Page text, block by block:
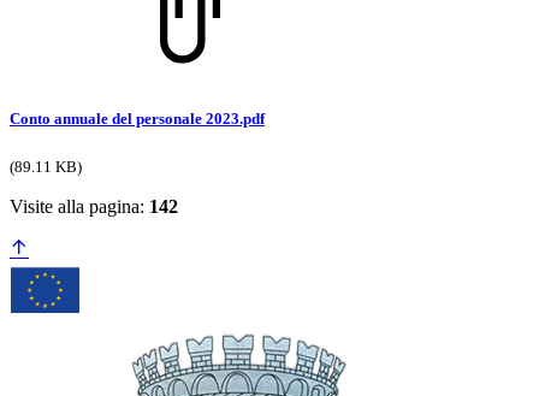
Conto annuale del personale 2023.pdf
(89.11 KB)
Visite alla pagina: 142